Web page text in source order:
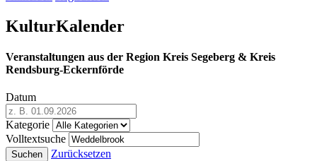
KulturKalender
Veranstaltungen aus der Region Kreis Segeberg & Kreis
Rendsburg-Eckernförde
Datum
Kategorie
Volltextsuche
Suchen Zurücksetzen